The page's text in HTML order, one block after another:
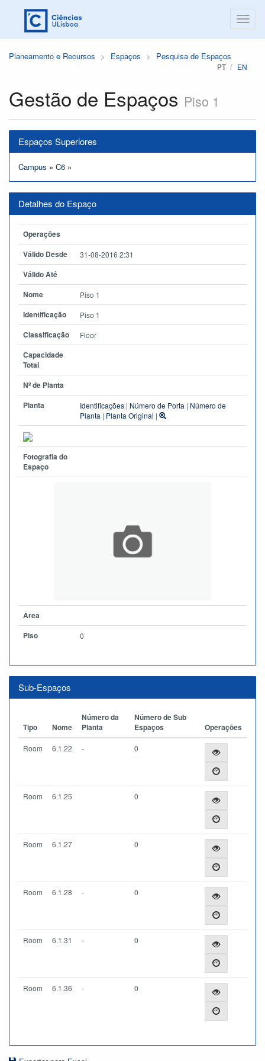
Planeamento e Recursos Espaços Pesquisa de Espaços
PT EN
Gestão de Espaços Piso 1
Espaços Superiores
Campus » C6 »
Detalhes do Espaço
Operações
Válido Desde
31-08-2016 2:31
Válido Até
Nome
Piso 1
Identificação Piso 1
Classificação Floor
Capacidade
Total
Nº de Planta
Planta
Identificações | Número de Porta | Número de
Planta | Planta Original |
Fotografia do
Espaço
Àrea
Piso
0
Sub-Espaços
Tipo Nome
Número da
Planta
Número de Sub
Espaços
Operações
Room 6.1.22 - 0
Room 6.1.25 0
Room 6.1.27 0
Room 6.1.28 - 0
Room 6.1.31 - 0
Room 6.1.36 - 0